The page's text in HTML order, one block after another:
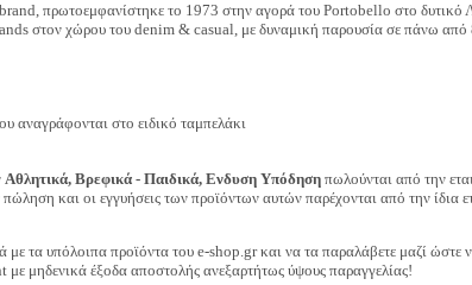
brand, πρωτοεμφανίστηκε το 1973 στην αγορά του Portobello στο δυτικό
στον χώρου του denim & casual, με δυναμική παρουσία σε πάνω
αναγράφονται στο ειδικό ταμπελάκι
Αθλητικά, Βρεφικά - Παιδικά, Ενδυση Υπόδηση πωλούνται από την
και οι εγγυήσεις των προϊόντων αυτών παρέχονται από την ίδια
με τα υπόλοιπα προϊόντα του e-shop.gr και να τα παραλάβετε μαζί ώστε
μηδενικά έξοδα αποστολής ανεξαρτήτως ύψους παραγγελίας!